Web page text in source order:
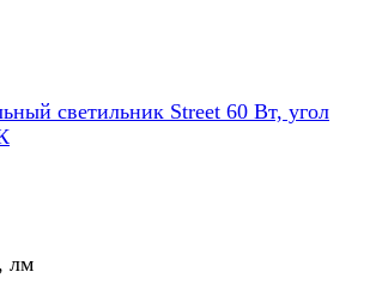
светильник Street 60 Вт, угол
лм